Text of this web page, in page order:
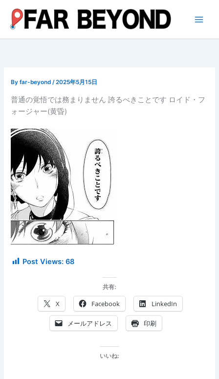
ス
Byfar-beyond/2025年5月15日
普通の覚悟では務まりません 誇るべきことです ロイド・フ
ォージャー(黄昏)
Post Views: 68
共有:
X Facebook LinkedIn
メールアドレス 印刷
いいね: